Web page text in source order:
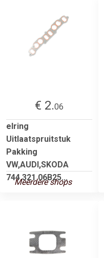
€ 2.06
elring
Uitlaatspruitstuk
Pakking
VW,AUDI,SKODA
744.321 06B25...
Meerdere shops